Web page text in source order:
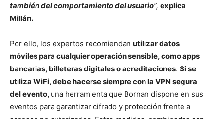
también del comportamiento del usuario”, explica
Millán.
Por ello, los expertos recomiendan utilizar datos
móviles para cualquier operación sensible, como apps
bancarias, billeteras digitales o acreditaciones. Si se
utiliza WiFi, debe hacerse siempre con la VPN segura
del evento, una herramienta que Bornan dispone en sus
eventos para garantizar cifrado y protección frente a